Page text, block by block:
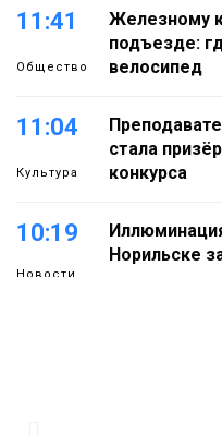
11:41
Общество
Железному
подъезде:
велосипед
11:04
Культура
стала
конкурса
10:19
Новости
Норильске